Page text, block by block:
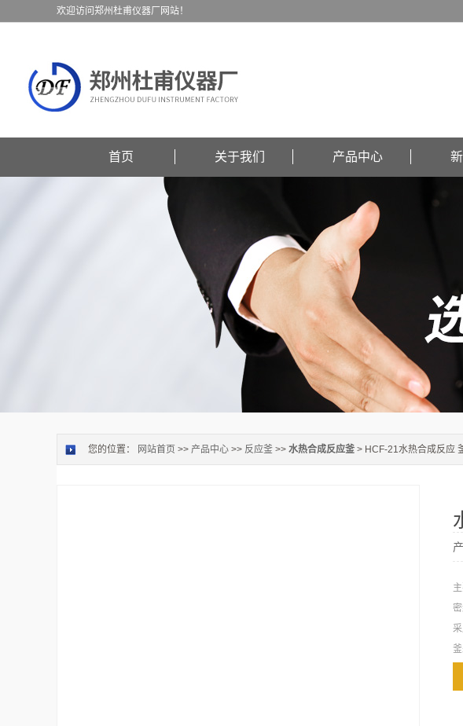
欢迎访问郑州杜甫仪器厂网站！
首页 关于我们 产品中心
您的位置： 网站首页 >> 产品中心 >> 反应釜 >> 水热合成反应釜 > HCF-21水热合成反应